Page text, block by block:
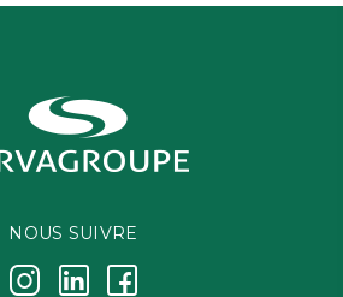
NOUS SUIVRE
j k i